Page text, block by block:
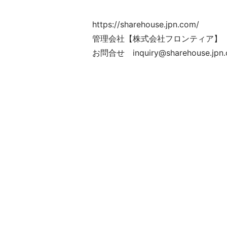
https://sharehouse.jpn.com/
管理会社【株式会社フロンティア】
お問合せ